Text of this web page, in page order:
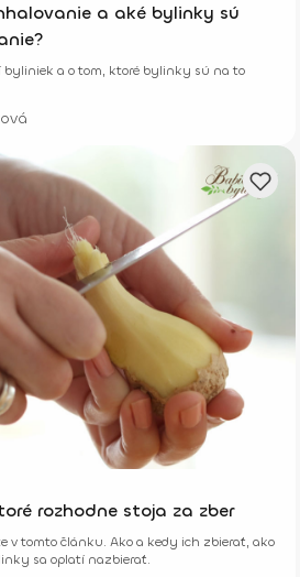
a aké bylinky sú
byliniek a o tom, ktoré bylinky sú na to
rozhodne stoja za zber
v tomto článku. Ako a kedy ich zbierať, ako
sa oplatí nazbierať.